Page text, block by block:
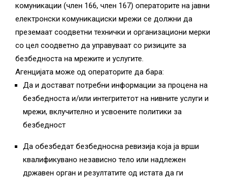
комуникации (член 166, член 167) операторите на јавни
електронски комуникациски мрежи се должни да
преземаат соодветни технички и организациони мерки
со цел соодветно да управуваат со ризиците за
безбедноста на мрежите и услугите.
Агенцијата може од операторите да бара:
Да и достават потребни информации за процена на
безбедноста и/или интегритетот на нивните услуги и
мрежи, вклучително и усвоените политики за
безбедност
Да обезбедат безбедносна ревизија која ја врши
квалификувано независно тело или надлежен
државен орган и резултатите од истата да ги